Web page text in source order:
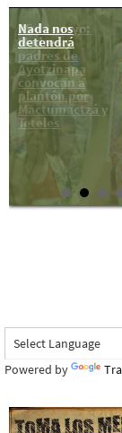
Nada nos
detendrá
25 de mayo:
Madres y
padres de
Ayotzinapa
convocan a
plantón por
Mactumactzá y
Teteles
Powered by